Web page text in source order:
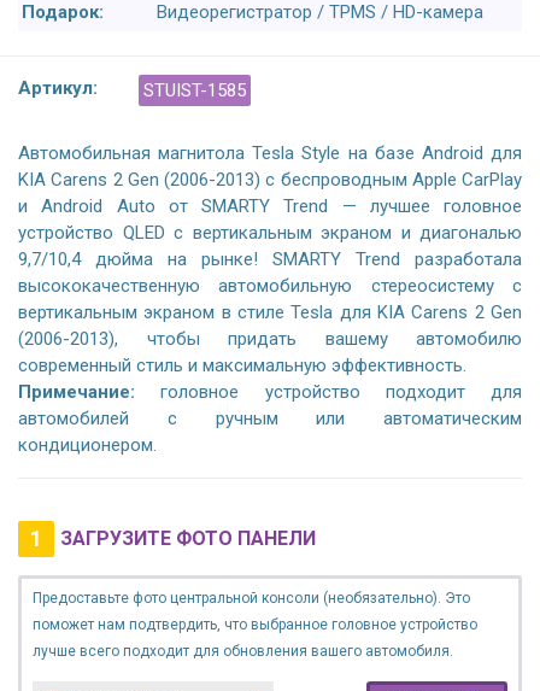
Подарок:
Видеорегистратор / TPMS / HD-камера
Артикул: STUIST-1585
Автомобильная магнитола Tesla Style на базе Android для
KIA Carens 2 Gen (2006-2013) с беспроводным Apple CarPlay
и Android Auto от SMARTY Trend — лучшее головное
устройство QLED с вертикальным экраном и диагональю
9,7/10,4 дюйма на рынке! SMARTY Trend разработала
высококачественную автомобильную стереосистему с
вертикальным экраном в стиле Tesla для KIA Carens 2 Gen
(2006-2013), чтобы придать вашему автомобилю
современный стиль и максимальную эффективность.
Примечание: головное устройство подходит для
автомобилей с ручным или автоматическим
кондиционером.
1 ЗАГРУЗИТЕ ФОТО ПАНЕЛИ
Предоставьте фото центральной консоли (необязательно). Это
поможет нам подтвердить, что выбранное головное устройство
лучше всего подходит для обновления вашего автомобиля.